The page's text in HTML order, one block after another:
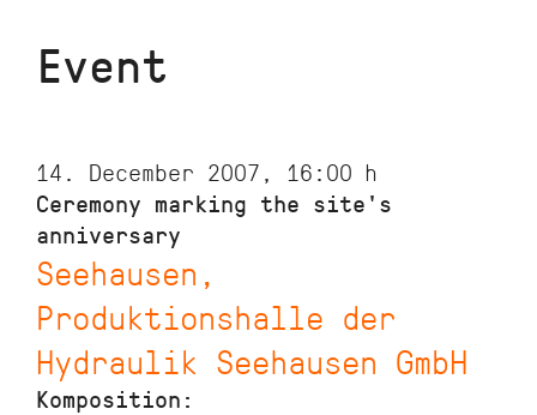
SkipEvent
14. December 2007, 16:00 h
Ceremony marking the site's
anniversary
Seehausen,
Produktionshalle der
Hydraulik Seehausen GmbH
Komposition: